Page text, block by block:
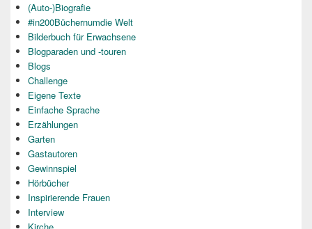
(Auto-)Biografie
#in200Büchernumdie Welt
Bilderbuch für Erwachsene
Blogparaden und -touren
Blogs
Challenge
Eigene Texte
Einfache Sprache
Erzählungen
Garten
Gastautoren
Gewinnspiel
Hörbücher
Inspirierende Frauen
Interview